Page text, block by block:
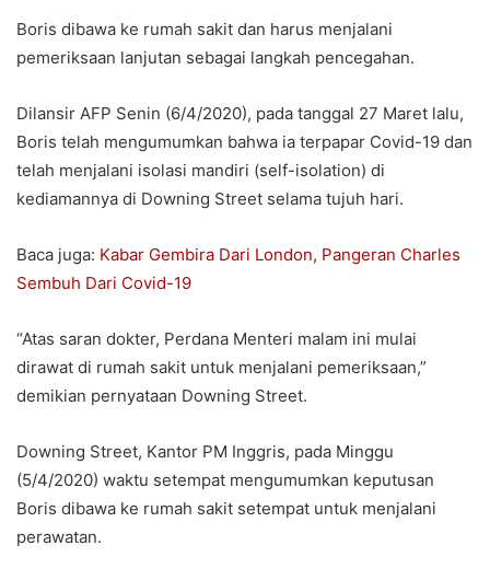
Boris dibawa ke rumah sakit dan harus menjalani
pemeriksaan lanjutan sebagai langkah pencegahan.
Dilansir AFP Senin (6/4/2020), pada tanggal 27 Maret lalu,
Boris telah mengumumkan bahwa ia terpapar Covid-19 dan
telah menjalani isolasi mandiri (self-isolation) di
kediamannya di Downing Street selama tujuh hari.
Baca juga: Kabar Gembira Dari London, Pangeran Charles
Sembuh Dari Covid-19
“Atas saran dokter, Perdana Menteri malam ini mulai
dirawat di rumah sakit untuk menjalani pemeriksaan,”
demikian pernyataan Downing Street.
Downing Street, Kantor PM Inggris, pada Minggu
(5/4/2020) waktu setempat mengumumkan keputusan
Boris dibawa ke rumah sakit setempat untuk menjalani
perawatan.